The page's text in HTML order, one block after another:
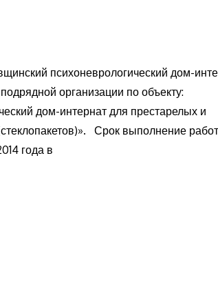
психоневрологический дом-
организации по объекту:
дом-интернат для престарелых и
Срок выполнение работ
года в